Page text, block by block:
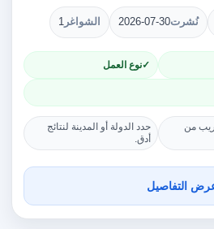
نُشرت2026-07-30 الشواغر 1
نوع العمل
من
حدد الدولة أو المدينة لنتائج
أدق.
التفاصيل